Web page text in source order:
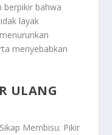
berpikir bahwa
layak
menyebabkan
ULANG
Sikap Membisu: Pikir